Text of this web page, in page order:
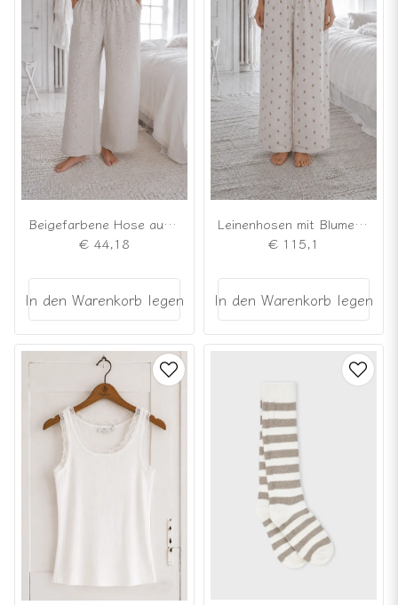
Beigefarbene Hose aus Broderie-Anglaise-Stoff
€ 44,18
In den Warenkorb legen
Leinenhosen mit Blumenmuster
€ 115,1
In den Warenkorb legen